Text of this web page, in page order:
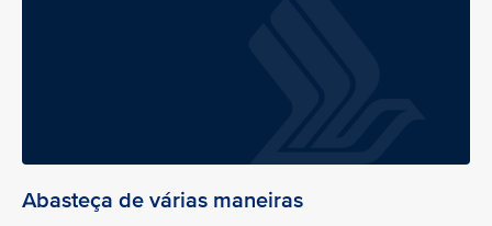
Abasteça de várias maneiras